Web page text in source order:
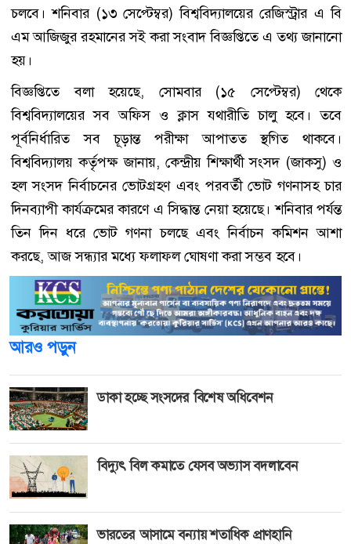
চলবে। শনিবার (১৩ সেপ্টেম্বর) বিশ্ববিদ্যালয়ের রেজিস্ট্রার এ বি
এম আজিজুর রহমানের সই করা সংবাদ বিজ্ঞপ্তিতে এ তথ্য জানানো
হয়।
বিজ্ঞপ্তিতে বলা হয়েছে, সোমবার (১৫ সেপ্টেম্বর) থেকে
বিশ্ববিদ্যালয়ের সব অফিস ও ক্লাস যথারীতি চালু হবে। তবে
পূর্বনির্ধারিত সব চূড়ান্ত পরীক্ষা আপাতত স্থগিত থাকবে।
বিশ্ববিদ্যালয় কর্তৃপক্ষ জানায়, কেন্দ্রীয় শিক্ষার্থী সংসদ (জাকসু) ও
হল সংসদ নির্বাচনের ভোটগ্রহণ এবং পরবর্তী ভোট গণনাসহ চার
দিনব্যাপী কার্যক্রমের কারণে এ সিদ্ধান্ত নেয়া হয়েছে। শনিবার পর্যন্ত
তিন দিন ধরে ভোট গণনা চলছে এবং নির্বাচন কমিশন আশা
করছে, আজ সন্ধ্যার মধ্যে ফলাফল ঘোষণা করা সম্ভব হবে।
আরও পড়ুন
ডাকা হচ্ছে সংসদের বিশেষ অধিবেশন
বিদ্যুৎ বিল কমাতে যেসব অভ্যাস বদলাবেন
ভারতের আসামে বন্যায় শতাধিক প্রাণহানি